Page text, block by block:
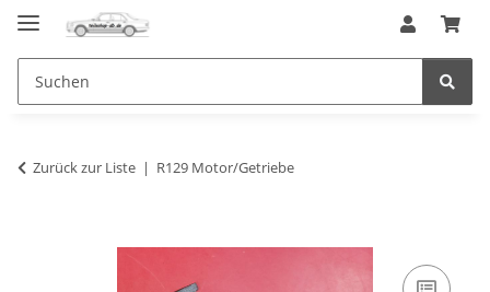
Zurück zur Liste R129 Motor/Getriebe